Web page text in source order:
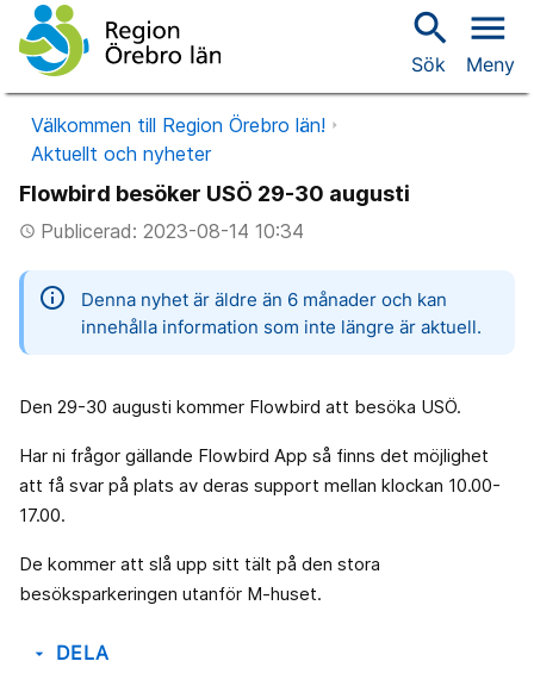
search
Sök
menu
Meny
Välkommen till Region Örebro län!
Aktuellt och nyheter
Flowbird besöker USÖ 29-30 augusti
access_timePublicerad: 2023-08-14 10:34
information
Denna nyhet är äldre än 6 månader och kan
innehålla information som inte längre är aktuell.
Den 29-30 augusti kommer Flowbird att besöka USÖ.
Har ni frågor gällande Flowbird App så finns det möjlighet
att få svar på plats av deras support mellan klockan 10.00-
17.00.
De kommer att slå upp sitt tält på den stora
besöksparkeringen utanför M-huset.
arrow_drop_down DELA